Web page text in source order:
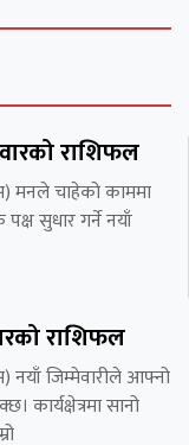
राशिफल
मनले चाहेको काममा
सुधार गर्ने नयाँ
राशिफल
जिम्मेवारीले आफ्नो
कार्यक्षेत्रमा सानो